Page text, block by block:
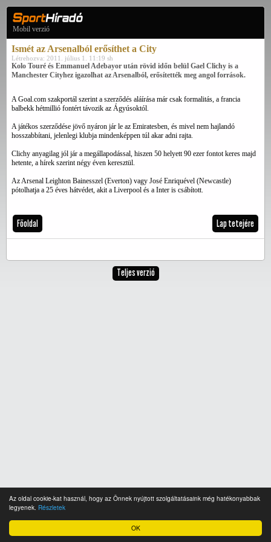
OK
Az oldal cookie-kat használ, hogy az Önnek nyújtott szolgáltatásaink még hatékonyabbak
legyenek. Részletek
Mobil verzió
Ismét az Arsenalból erősíthet a City
Létrehozva: 2011. július 1. 11:19 sh
Kolo Touré és Emmanuel Adebayor után rövid időn belül Gael Clichy is a
Manchester Cityhez igazolhat az Arsenalból, erősítették meg angol források.
A Goal.com szakportál szerint a szerződés aláírása már csak formalitás, a francia
balbekk hétmillió fontért távozik az Ágyúsoktól.
A játékos szerződése jövő nyáron jár le az Emiratesben, és mivel nem hajlandó
hosszabbítani, jelenlegi klubja mindenképpen túl akar adni rajta.
Clichy anyagilag jól jár a megállapodással, hiszen 50 helyett 90 ezer fontot keres majd
hetente, a hírek szerint négy éven keresztül.
Az Arsenal Leighton Bainesszel (Everton) vagy José Enriquével (Newcastle)
pótolhatja a 25 éves hátvédet, akit a Liverpool és a Inter is csábított.
Főoldal Lap tetejére
Teljes verzió